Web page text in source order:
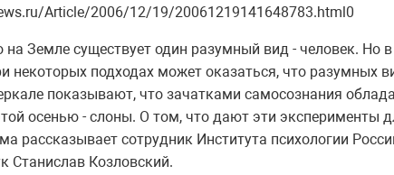
Article/2006/12/19/20061219141648783.html0
на Земле существует один разумный вид - человек. Но
некоторых подходах может оказаться, что разумных
показывают, что зачатками самосознания
осенью - слоны. О том, что дают эти эксперименты
рассказывает сотрудник Института психологии
Станислав Козловский.